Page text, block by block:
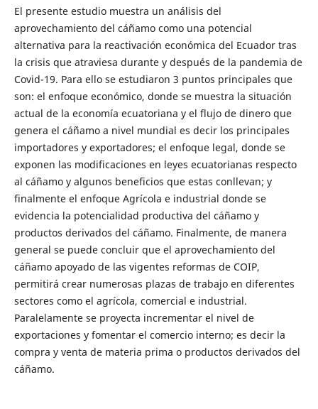
El presente estudio muestra un análisis del
aprovechamiento del cáñamo como una potencial
alternativa para la reactivación económica del Ecuador tras
la crisis que atraviesa durante y después de la pandemia de
Covid-19. Para ello se estudiaron 3 puntos principales que
son: el enfoque económico, donde se muestra la situación
actual de la economía ecuatoriana y el flujo de dinero que
genera el cáñamo a nivel mundial es decir los principales
importadores y exportadores; el enfoque legal, donde se
exponen las modificaciones en leyes ecuatorianas respecto
al cáñamo y algunos beneficios que estas conllevan; y
finalmente el enfoque Agrícola e industrial donde se
evidencia la potencialidad productiva del cáñamo y
productos derivados del cáñamo. Finalmente, de manera
general se puede concluir que el aprovechamiento del
cáñamo apoyado de las vigentes reformas de COIP,
permitirá crear numerosas plazas de trabajo en diferentes
sectores como el agrícola, comercial e industrial.
Paralelamente se proyecta incrementar el nivel de
exportaciones y fomentar el comercio interno; es decir la
compra y venta de materia prima o productos derivados del
cáñamo.